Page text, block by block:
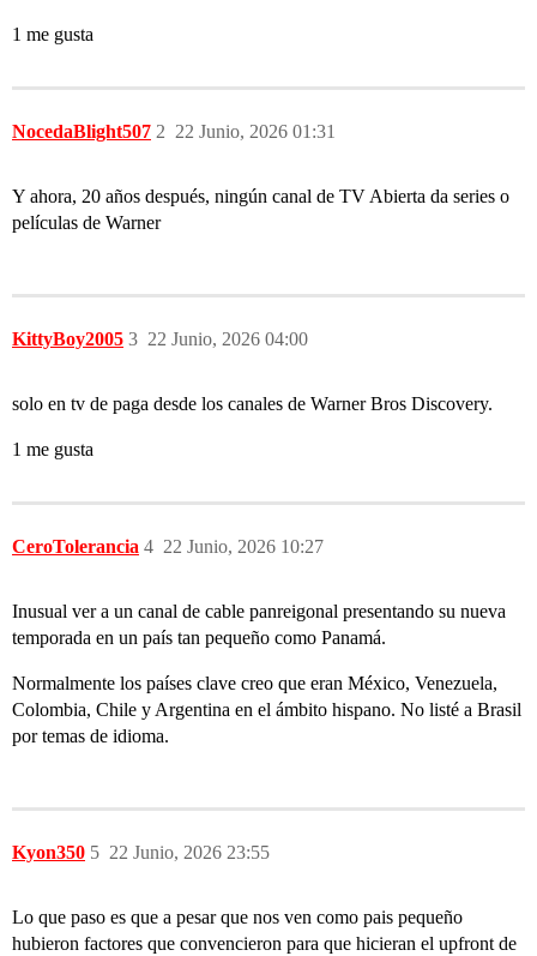
1 me gusta
NocedaBlight507 22 Junio, 2026 01:31
2
Y ahora, 20 años después, ningún canal de TV Abierta da series o
películas de Warner
KittyBoy2005 22 Junio, 2026 04:00
3
solo en tv de paga desde los canales de Warner Bros Discovery.
1 me gusta
CeroTolerancia 22 Junio, 2026 10:27
4
Inusual ver a un canal de cable panreigonal presentando su nueva
temporada en un país tan pequeño como Panamá.
Normalmente los países clave creo que eran México, Venezuela,
Colombia, Chile y Argentina en el ámbito hispano. No listé a Brasil
por temas de idioma.
Kyon350 22 Junio, 2026 23:55
5
Lo que paso es que a pesar que nos ven como pais pequeño
hubieron factores que convencieron para que hicieran el upfront de